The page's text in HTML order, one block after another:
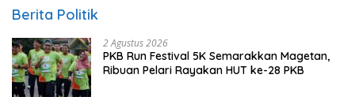
Berita Politik
2 Agustus 2026
PKB Run Festival 5K Semarakkan Magetan,
Ribuan Pelari Rayakan HUT ke-28 PKB